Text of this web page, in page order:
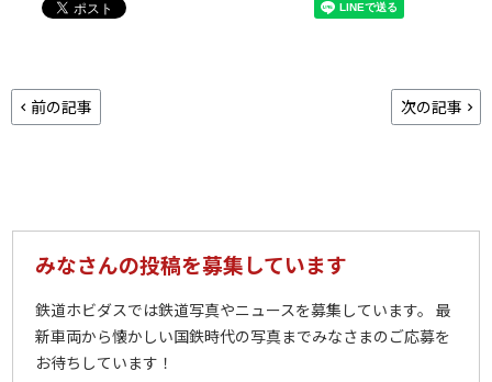
前の記事 次の記事
みなさんの投稿を募集しています
鉄道ホビダスでは鉄道写真やニュースを募集しています。 最
新車両から懐かしい国鉄時代の写真までみなさまのご応募を
お待ちしています！